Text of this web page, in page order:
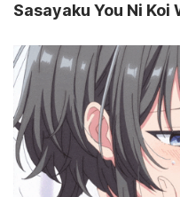
Sasayaku You Ni Koi